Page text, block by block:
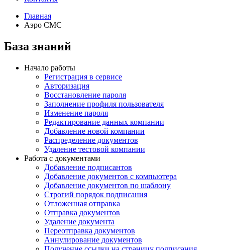
Главная
Аэро СМС
База знаний
Начало работы
Регистрация в сервисе
Авторизация
Восстановление пароля
Заполнение профиля пользователя
Изменение пароля
Редактирование данных компании
Добавление новой компании
Распределение документов
Удаление тестовой компании
Работа с документами
Добавление подписантов
Добавление документов с компьютера
Добавление документов по шаблону
Строгий порядок подписания
Отложенная отправка
Отправка документов
Удаление документа
Переотправка документов
Аннулирование документов